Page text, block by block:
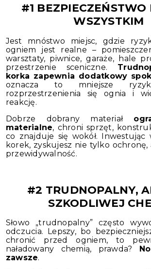
#1 BEZPIECZEŃSTWO
WSZYSTKIM
Jest mnóstwo miejsc, gdzie
ogniem jest realne –
warsztaty, piwnice, garaże, hale
przestrzenie sceniczne.
korka zapewnia dodatkowy
oznacza to mniejsze
rozprzestrzenienia się ognia i
reakcję.
Dobrze dobrany materiał
materialne, chroni sprzęt,
co znajduje się wokół.
korek, zyskujesz nie tylko ochronę,
przewidywalność.
#2 TRUDNOPALNY,
SZKODLIWEJ
Słowo „trudnopalny” często
odczucia. Lepszy, bo
chronić przed ogniem, to
naładowany chemią, prawda?
zawsze.